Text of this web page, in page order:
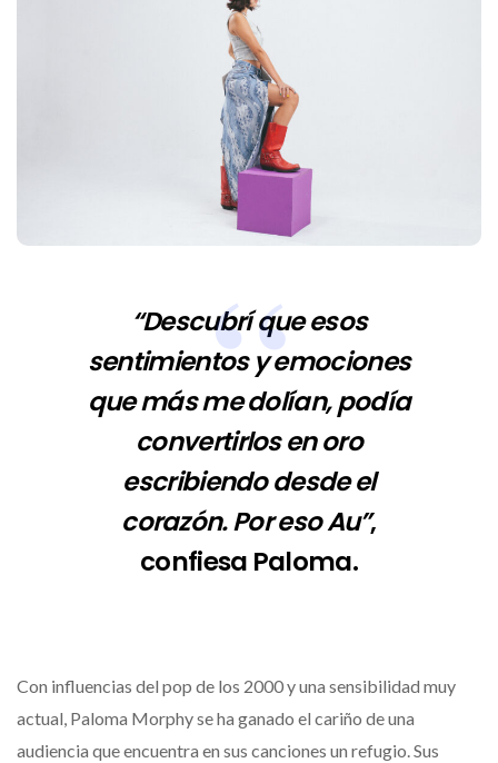
“Descubrí que esos
sentimientos y emociones
que más me dolían, podía
convertirlos en oro
escribiendo desde el
corazón. Por eso Au”,
confiesa Paloma.
Con influencias del pop de los 2000 y una sensibilidad muy
actual, Paloma Morphy se ha ganado el cariño de una
audiencia que encuentra en sus canciones un refugio. Sus